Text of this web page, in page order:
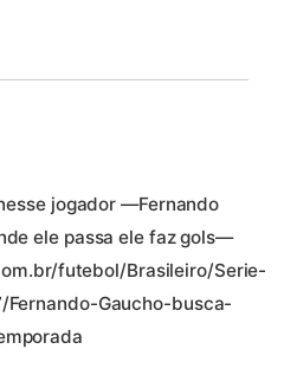
jogador —Fernando
ele passa ele faz gols—
futebol/Brasileiro/Serie-
Gaucho-busca-